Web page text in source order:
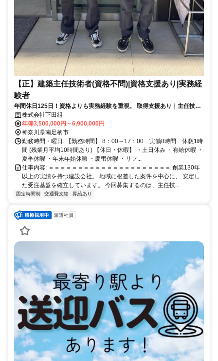
【正】建築主任技術者(資格不問)|資格支援あり|実務経
験者
年間休日125日！資格よりも実務経験を重視。 取得支援あり｜主任技術
者として成長できる環境です。
株式会社下田組
年俸3,500,000円～6,900,000円
神奈川県南足柄市
勤務時間・曜日: 【勤務時間】 8：00～17：00 実働8時間 休憩1時
間 (残業月平均10時間あり) 【休日・休暇】 ・土日休み ・有給休暇 ・
夏季休暇 ・年末年始休暇 ・慶弔休暇 ・リフ...
仕事内容: ＝＝＝＝＝＝＝＝＝＝＝＝＝＝＝＝＝＝＝＝＝ 創業130年
以上の実績を持つ建設会社。 地域に根差した案件を中心に、 安定し
た受注基盤を確立しています。 今回募集するのは、主任技...
固定時間制 交通費支給 昇給あり
派遣社員